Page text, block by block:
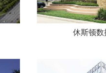
休斯顿数